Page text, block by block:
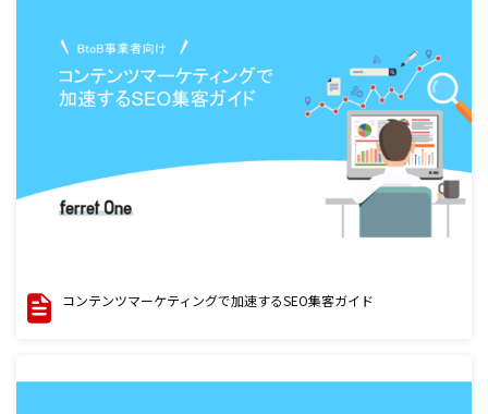
コンテンツマーケティングで加速するSEO集客ガイド